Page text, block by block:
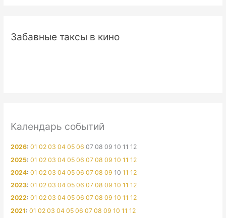
Забавные таксы в кино
Календарь событий
2026:01 02 03 04 05 06 07 08 09 10 11 12
2025:01 02 03 04 05 06 07 08 09 10 11 12
2024:01 02 03 04 05 06 07 08 09 10 11 12
2023:01 02 03 04 05 06 07 08 09 10 11 12
2022:01 02 03 04 05 06 07 08 09 10 11 12
2021:01 02 03 04 05 06 07 08 09 10 11 12